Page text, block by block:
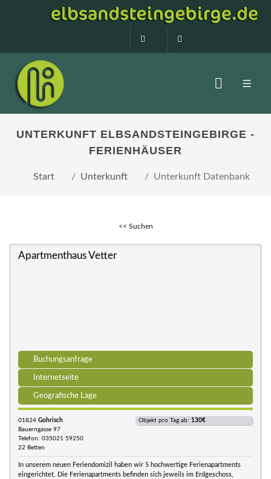
0160 99873408
UNTERKUNFT ELBSANDSTEINGEBIRGE -
FERIENHÄUSER
Start Unterkunft Unterkunft Datenbank
<< Suchen
Apartmenthaus Vetter
Buchungsanfrage
Internetseite
Geografische Lage
01824 Gohrisch
Bauerngasse 97
Telefon: 035021 59250
22 Betten
Objekt pro Tag ab: 130€
In unserem neuen Feriendomizil haben wir 5 hochwertige Ferienapartments
eingerichtet. Die Ferienapartments befinden sich jeweils im Erdgeschoss,